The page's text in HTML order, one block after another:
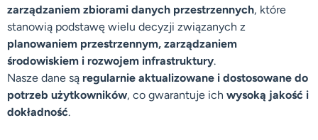
zarządzaniem zbiorami danych przestrzennych, które
stanowią podstawę wielu decyzji związanych z
planowaniem przestrzennym, zarządzaniem
środowiskiem i rozwojem infrastruktury.
Nasze dane są regularnie aktualizowane i dostosowane do
potrzeb użytkowników, co gwarantuje ich wysoką jakość i
dokładność.